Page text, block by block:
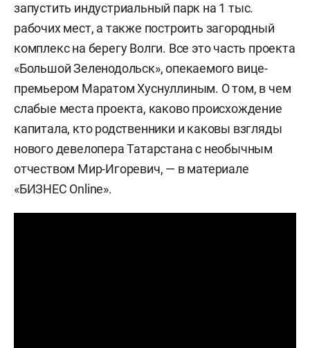
запустить индустриальный парк на 1 тыс.
рабочих мест, а также построить загородный
комплекс на берегу Волги. Все это часть проекта
«Большой Зеленодольск», опекаемого вице-
премьером Маратом Хуснуллиным. О том, в чем
слабые места проекта, каково происхождение
капитала, кто родственники и каковы взгляды
нового девелопера Татарстана с необычным
отчеством Мир-Игоревич, — в материале
«БИЗНЕС Online».